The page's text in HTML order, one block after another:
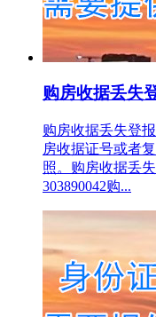
购房收据丢失
购房收据丢失登
房收据证号或者
照。购房收据丢
303890042购...